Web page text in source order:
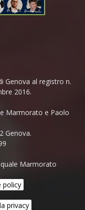
Genova al registro n.
2016.
Marmorato e Paolo
Genova.
Marmorato
policy
privacy